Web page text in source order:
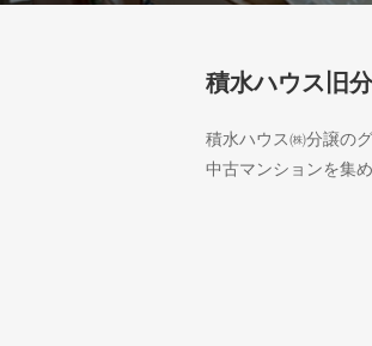
積水ハウス旧
積水ハウス㈱分譲の
中古マンションを集